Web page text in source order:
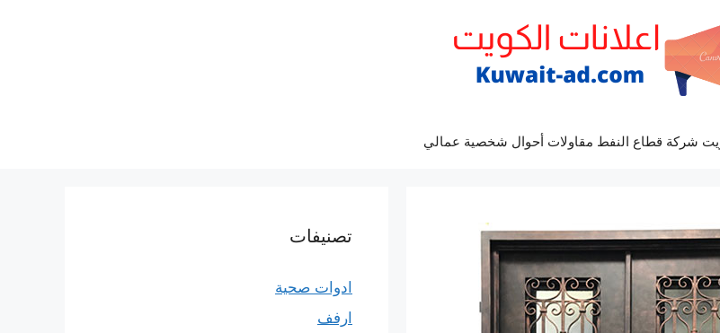
شركة قطاع النفط مقاولات أحوال شخصية عمالي
تصنيفات
ادوات صحية
ارفف